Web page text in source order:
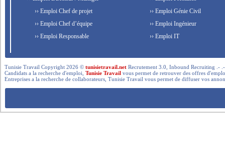
›› Emploi Chef de projet
›› Emploi Chef d’équipe
›› Emploi Responsable
›› Emploi Génie Civil
›› Emploi Ingénieur
›› Emploi IT
Tunisie Travail Copyright 2026 ©tunisietravail.net Recrutement 3.0, Inbound Recruiting .-
Candidats a la recherche d'emploi,Tunisie Travail vous permet de retrouver des offres
Entreprises a la recherche de collaborateurs, Tunisie Travail vous permet de diffuser vos